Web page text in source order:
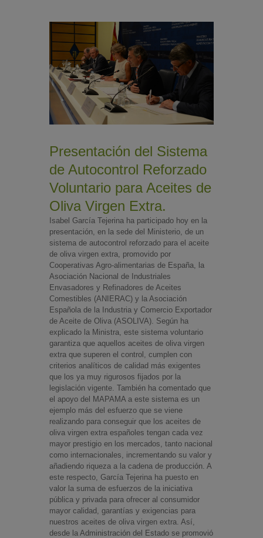
Presentación del Sistema
de Autocontrol Reforzado
Voluntario para Aceites de
Oliva Virgen Extra.
Isabel García Tejerina ha participado hoy en la
presentación, en la sede del Ministerio, de un
sistema de autocontrol reforzado para el aceite
de oliva virgen extra, promovido por
Cooperativas Agro-alimentarias de España, la
Asociación Nacional de Industriales
Envasadores y Refinadores de Aceites
Comestibles (ANIERAC) y la Asociación
Española de la Industria y Comercio Exportador
de Aceite de Oliva (ASOLIVA). Según ha
explicado la Ministra, este sistema voluntario
garantiza que aquellos aceites de oliva virgen
extra que superen el control, cumplen con
criterios analíticos de calidad más exigentes
que los ya muy rigurosos fijados por la
legislación vigente. También ha comentado que
el apoyo del MAPAMA a este sistema es un
ejemplo más del esfuerzo que se viene
realizando para conseguir que los aceites de
oliva virgen extra españoles tengan cada vez
mayor prestigio en los mercados, tanto nacional
como internacionales, incrementando su valor y
añadiendo riqueza a la cadena de producción. A
este respecto, García Tejerina ha puesto en
valor la suma de esfuerzos de la iniciativa
pública y privada para ofrecer al consumidor
mayor calidad, garantías y exigencias para
nuestros aceites de oliva virgen extra. Así,
desde la Administración del Estado se promovió